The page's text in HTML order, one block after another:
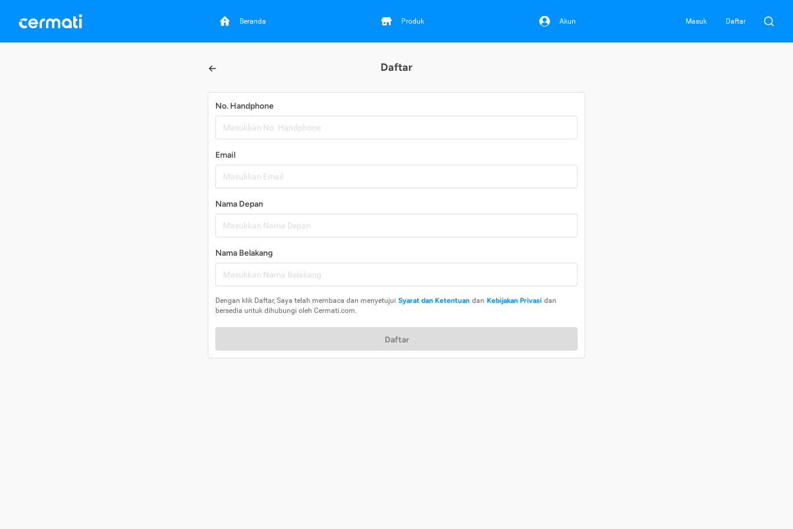
Beranda Produk Akun Masuk Daftar
Daftar
No. Handphone
Email
Nama Depan
Nama Belakang
Dengan klik Daftar, Saya telah membaca dan menyetujui Syarat dan Ketentuan dan Kebijakan Privasi dan
bersedia untuk dihubungi oleh Cermati.com.
Daftar